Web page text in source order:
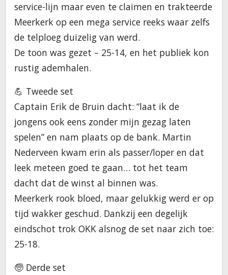
service-lijn maar even te claimen en trakteerde
Meerkerk op een mega service reeks waar zelfs
de telploeg duizelig van werd.
De toon was gezet – 25-14, en het publiek kon
rustig ademhalen.
💪 Tweede set
Captain Erik de Bruin dacht: “laat ik de
jongens ook eens zonder mijn gezag laten
spelen” en nam plaats op de bank. Martin
Nederveen kwam erin als passer/loper en dat
leek meteen goed te gaan… tot het team
dacht dat de winst al binnen was.
Meerkerk rook bloed, maar gelukkig werd er op
tijd wakker geschud. Dankzij een degelijk
eindschot trok OKK alsnog de set naar zich toe:
25-18.
🧓 Derde set